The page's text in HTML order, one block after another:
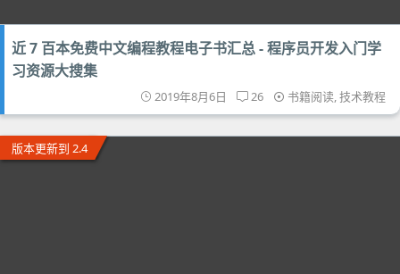
近 7 百本免费中文编程教程电子书汇总 - 程序员开发入门学
习资源大搜集
2019年8月6日 26 书籍阅读,技术教程
版本更新到 2.4